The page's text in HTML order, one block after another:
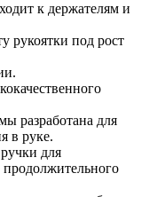
к держателям и
рукоятки под рост
разработана для
в руке.
для